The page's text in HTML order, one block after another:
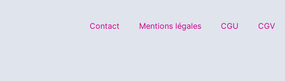
Contact Mentions légales CGU CGV